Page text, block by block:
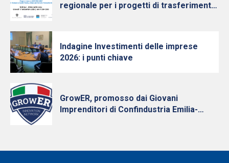
regionale per i progetti di trasferimento
Indagine Investimenti delle imprese
2026: i punti chiave
GrowER, promosso dai Giovani
Imprenditori di Confindustria Emilia-